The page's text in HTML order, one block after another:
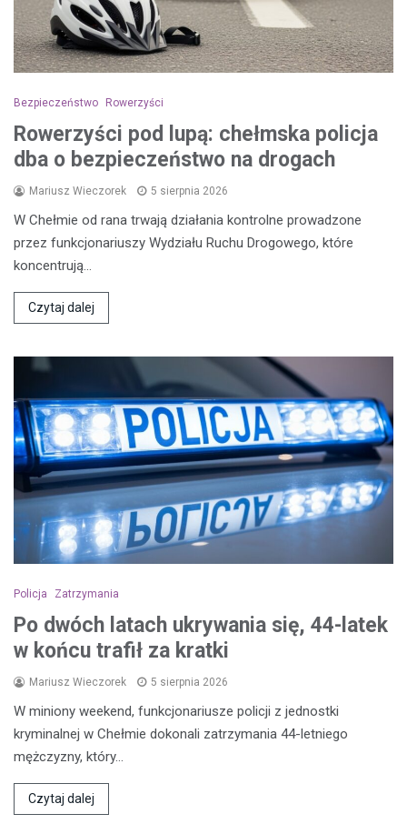
Bezpieczeństwo Rowerzyści
Rowerzyści pod lupą: chełmska policja
dba o bezpieczeństwo na drogach
Mariusz Wieczorek 5 sierpnia 2026
W Chełmie od rana trwają działania kontrolne prowadzone
przez funkcjonariuszy Wydziału Ruchu Drogowego, które
koncentrują…
Czytaj dalej
Policja Zatrzymania
Po dwóch latach ukrywania się, 44-latek
w końcu trafił za kratki
Mariusz Wieczorek 5 sierpnia 2026
W miniony weekend, funkcjonariusze policji z jednostki
kryminalnej w Chełmie dokonali zatrzymania 44-letniego
mężczyzny, który…
Czytaj dalej